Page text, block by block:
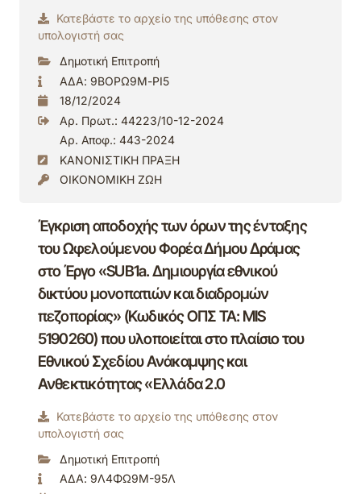
Κατεβάστε το αρχείο της υπόθεσης στον
υπολογιστή σας
Δημοτική Επιτροπή
ΑΔΑ: 9ΒΟΡΩ9Μ-ΡΙ5
18/12/2024
Αρ. Πρωτ.: 44223/10-12-2024
Αρ. Αποφ.: 443-2024
ΚΑΝΟΝΙΣΤΙΚΗ ΠΡΑΞΗ
ΟΙΚΟΝΟΜΙΚΗ ΖΩΗ
Έγκριση αποδοχής των όρων της ένταξης
του Ωφελούμενου Φορέα Δήμου Δράμας
στο Έργο «SUB1a. Δημιουργία εθνικού
δικτύου μονοπατιών και διαδρομών
πεζοπορίας» (Κωδικός ΟΠΣ ΤΑ: MIS
5190260) που υλοποιείται στο πλαίσιο του
Εθνικού Σχεδίου Ανάκαμψης και
Ανθεκτικότητας «Ελλάδα 2.0
Κατεβάστε το αρχείο της υπόθεσης στον
υπολογιστή σας
Δημοτική Επιτροπή
ΑΔΑ: 9Λ4ΦΩ9Μ-95Λ